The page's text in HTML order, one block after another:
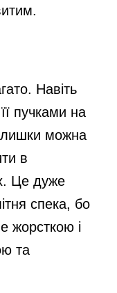
Навіть
пучками на
можна
в
Це дуже
спека, бо
жорсткою і
та